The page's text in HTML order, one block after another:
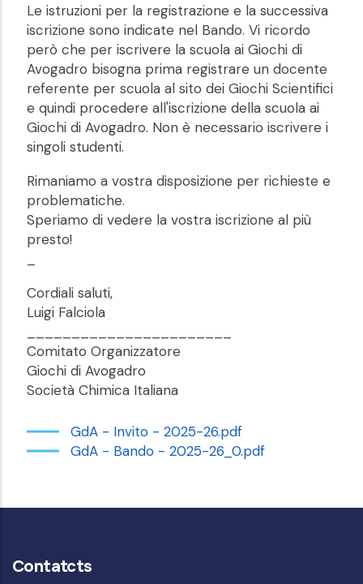
Le istruzioni per la registrazione e la successiva
iscrizione sono indicate nel Bando. Vi ricordo
però che per iscrivere la scuola ai Giochi di
Avogadro bisogna prima registrare un docente
referente per scuola al sito dei Giochi Scientifici
e quindi procedere all'iscrizione della scuola ai
Giochi di Avogadro. Non è necessario iscrivere i
singoli studenti.
Rimaniamo a vostra disposizione per richieste e
problematiche.
Speriamo di vedere la vostra iscrizione al più
presto!
Cordiali saluti,
Luigi Falciola
Comitato Organizzatore
Giochi di Avogadro
Società Chimica Italiana
GdA - Invito - 2025-26.pdf
GdA - Bando - 2025-26_0.pdf
Contatcts